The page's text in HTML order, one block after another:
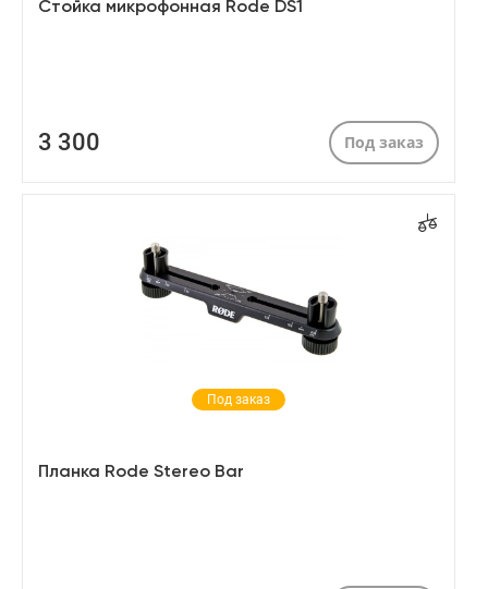
Стойка микрофонная Rode DS1
3 300 Под заказ
Под заказ
Планка Rode Stereo Bar